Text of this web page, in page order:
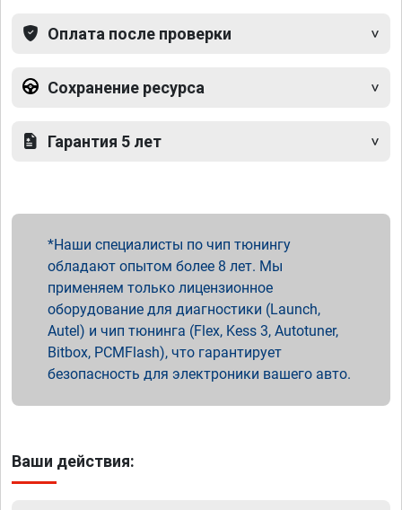
Оплата после проверки
Сохранение ресурса
Гарантия 5 лет
Наши специалисты по чип тюнингу
обладают опытом более 8 лет. Мы
применяем только лицензионное
оборудование для диагностики (Launch,
Autel) и чип тюнинга (Flex, Kess 3, Autotuner,
Bitbox, PCMFlash), что гарантирует
безопасность для электроники вашего авто.
Ваши действия: